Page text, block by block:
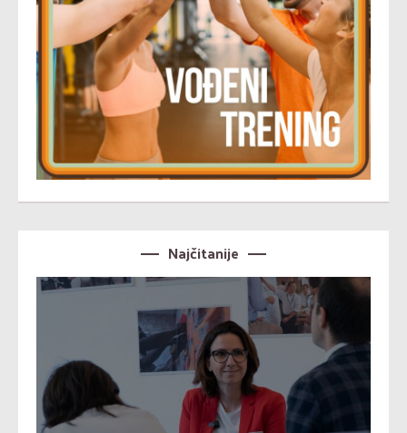
Najčitanije